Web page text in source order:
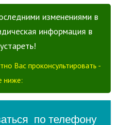
изменениями в
информация в
Вас проконсультировать -
ниже: